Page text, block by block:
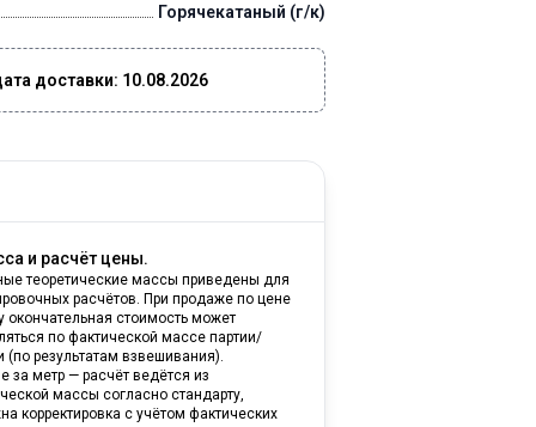
Горячекатаный (г/к)
доставки: 10.08.2026
и расчёт цены.
теоретические массы приведены для
расчётов. При продаже по цене
окончательная стоимость может
по фактической массе партии/
(по результатам взвешивания).
за метр — расчёт ведётся из
массы согласно стандарту,
корректировка с учётом фактических